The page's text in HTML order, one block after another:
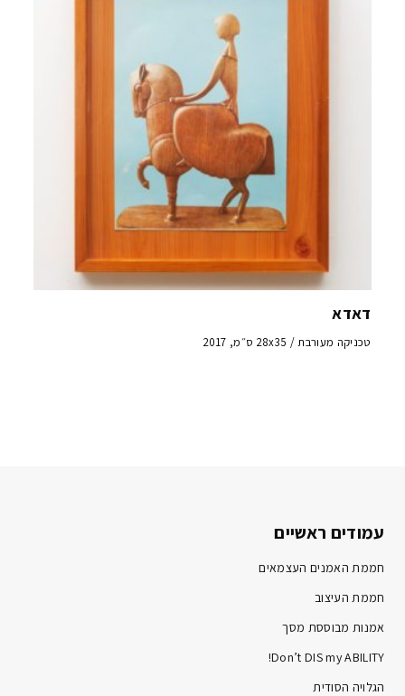
דאדא
טכניקה מעורבת / 28x35 ס״מ, 2017
עמודים ראשיים
חממת האמנים העצמאים
חממת העיצוב
אמנות מבוססת מסך
Don’t DIS my ABILITY!
הגלויה הסודית